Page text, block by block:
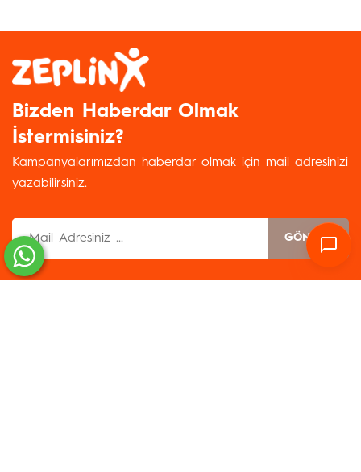
Bizden Haberdar Olmak
İstermisiniz?
Kampanyalarımızdan haberdar olmak için mail adresinizi
yazabilirsiniz.
GÖNDER